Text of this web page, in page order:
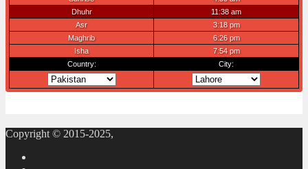
Copyright © 2015-2025,